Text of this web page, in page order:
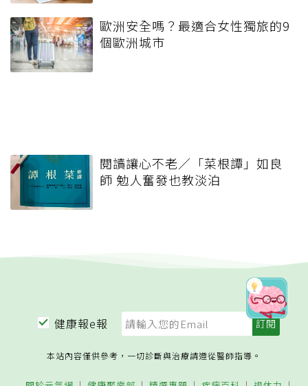
歐洲安全嗎？最適合女性獨旅的9
個歐洲城市
閱讀讓心不老／「菜根譚」如良
師 勉人奮發也教淡泊
健康報e報
本站內容僅供參考，一切診斷與治療請遵從醫師指導。